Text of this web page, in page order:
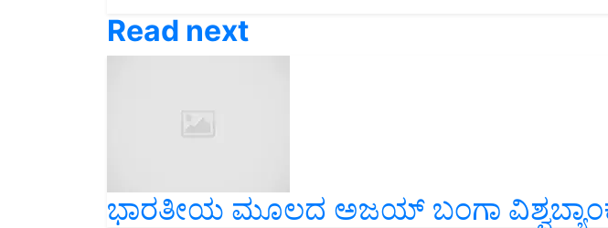
ಭಾರತೀಯ ಮೂಲದ ಅಜಯ್ ಬಂಗಾ ವಿಶ್ವಬ್ಯಾಂಕ್‌